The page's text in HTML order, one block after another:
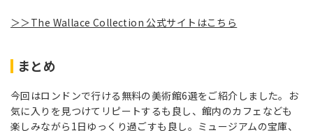
＞＞The Wallace Collection 公式サイトはこちら
まとめ
今回はロンドンで行ける無料の美術館6選をご紹介しました。お
気に入りを見つけてリピートするも良し、館内のカフェなども
楽しみながら1日ゆっくり過ごすも良し。ミュージアムの宝庫、